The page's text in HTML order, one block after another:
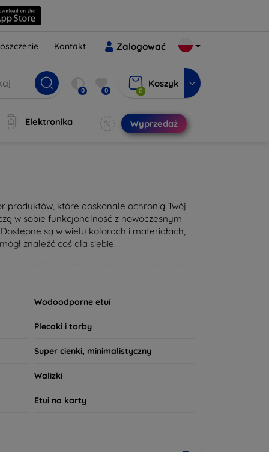
Kontakt Zalogować
0 0 0
Koszyk
Elektronika Wyprzedaż
produktów, które doskonale ochronią Twój
w sobie funkcjonalność z nowoczesnym
są w wielu kolorach i materiałach,
znaleźć coś dla siebie.
nasze produkty spełnią Twoje
Twoim potrzebom!
Wodoodporne etui
Plecaki i torby
Super cienki, minimalistyczny
Walizki
Etui na karty